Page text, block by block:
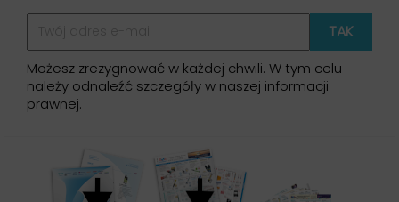
Możesz zrezygnować w każdej chwili. W tym celu
należy odnaleźć szczegóły w naszej informacji
prawnej.